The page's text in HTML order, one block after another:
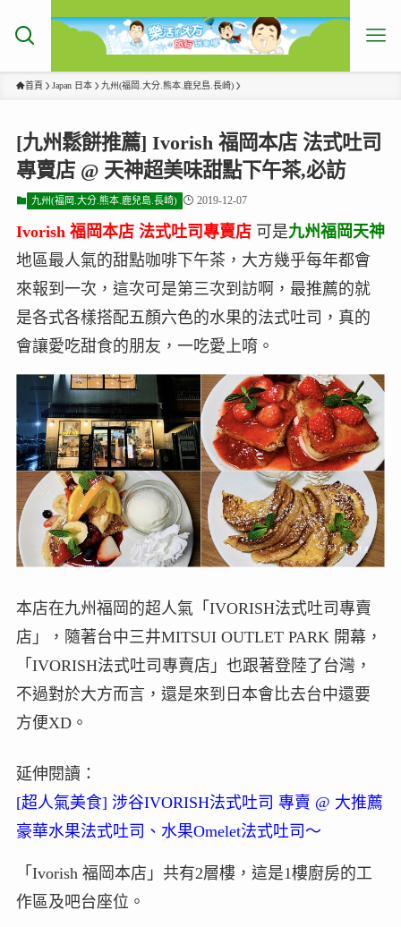
首頁 Japan 日本 九州(福岡.大分.熊本.鹿兒島.長崎)
[九州鬆餅推薦] Ivorish 福岡本店 法式吐司
專賣店 @ 天神超美味甜點下午茶,必訪
九州(福岡.大分.熊本.鹿兒島.長崎) 2019-12-07
Ivorish 福岡本店 法式吐司專賣店可是九州福岡天神
地區最人氣的甜點咖啡下午茶，大方幾乎每年都會
來報到一次，這次可是第三次到訪啊，最推薦的就
是各式各樣搭配五顏六色的水果的法式吐司，真的
會讓愛吃甜食的朋友，一吃愛上唷。
本店在九州福岡的超人氣「IVORISH法式吐司專賣
店」，隨著台中三井MITSUI OUTLET PARK 開幕，
「IVORISH法式吐司專賣店」也跟著登陸了台灣，
不過對於大方而言，還是來到日本會比去台中還要
方便XD。
延伸閱讀：
[超人氣美食] 涉谷IVORISH法式吐司 專賣 @ 大推薦
豪華水果法式吐司、水果Omelet法式吐司～
「Ivorish 福岡本店」共有2層樓，這是1樓廚房的工
作區及吧台座位。